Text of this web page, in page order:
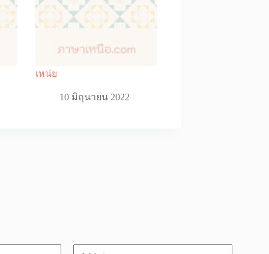
เหน่ย
10 มิถุนายน 2022